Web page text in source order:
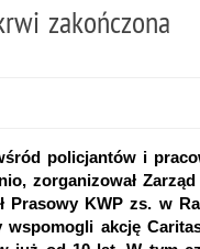
zakończona
policjantów i
zorganizował
Prasowy KWP zs. w
akcję